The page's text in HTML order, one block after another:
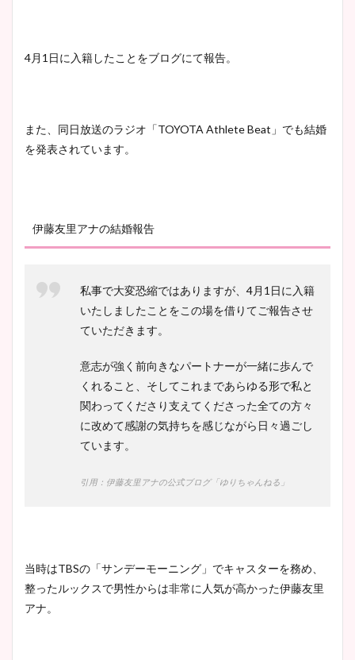
池谷実悠アナのメガネ画像が
4月1日に入籍したことをブログにて報告。
また、同日放送のラジオ「TOYOTA Athlete Beat」でも結婚
を発表されています。
伊藤友里アナの結婚報告
私事で大変恐縮ではありますが、4月1日に入籍
いたしましたことをこの場を借りてご報告させ
ていただきます。
意志が強く前向きなパートナーが一緒に歩んで
くれること、そしてこれまであらゆる形で私と
関わってくださり支えてくださった全ての方々
に改めて感謝の気持ちを感じながら日々過ごし
ています。
引用：伊藤友里アナの公式ブログ「ゆりちゃんねる」
当時はTBSの「サンデーモーニング」でキャスターを務め、
整ったルックスで男性からは非常に人気が高かった伊藤友里
アナ。